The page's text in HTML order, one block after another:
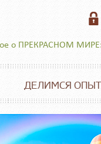
о ПРЕКРАСНОМ МИРЕ:
ДЕЛИМСЯ